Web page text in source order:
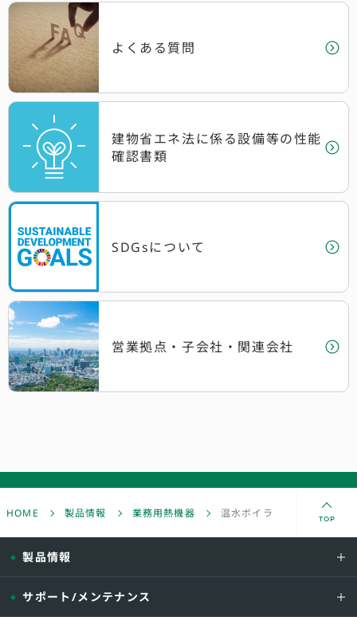
よくある質問
建物省エネ法に係る設備等の性能
確認書類
SDGsについて
営業拠点・子会社 ・関連会社
HOME 製品情報 業務用熱機器 温水ボイラ TOP
製品情報
サポート/メンテナンス